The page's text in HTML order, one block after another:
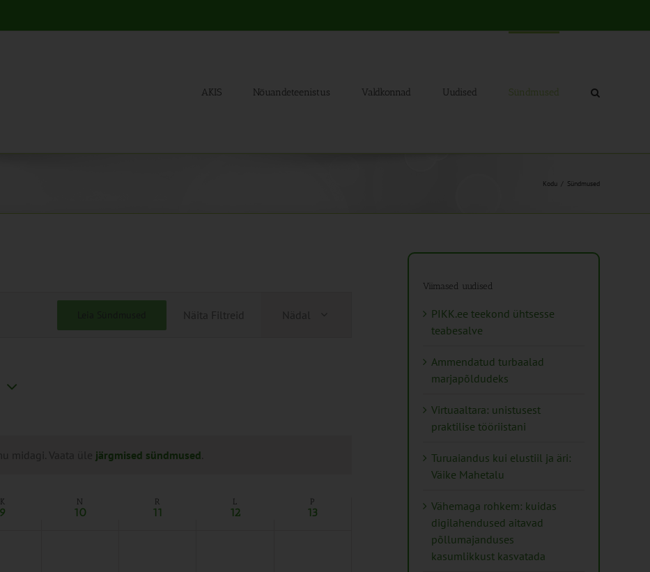
AKIS Nõuandeteenistus Valdkonnad Uudised Sündmused
Kodu Sündmused
midagi. Vaata üle järgmised sündmused
Näita Filtreid
Views
Nädal
K
9
N
10
R
11
L
12
P
13
Viimased uudised
PIKK.ee teekond ühtsesse
teabesalve
Ammendatud turbaalad
marjapõldudeks
Virtuaaltara: unistusest
praktilise tööriistani
Turuaiandus kui elustiil ja äri:
Väike Mahetalu
Vähemaga rohkem: kuidas
digilahendused aitavad
põllumajanduses
kasumlikkust kasvatada